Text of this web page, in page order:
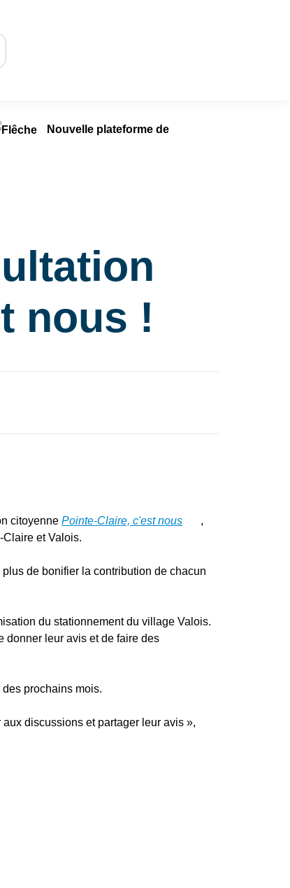
Nouvelle plateforme de
nous !
citoyenne Pointe-Claire, c'est nous
,
et Valois.
de bonifier la contribution de chacun
du stationnement du village Valois.
donner leur avis et de faire des
prochains mois.
discussions et partager leur avis »,